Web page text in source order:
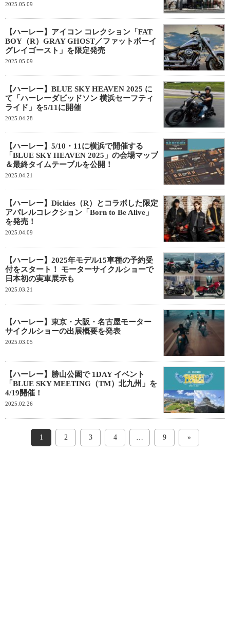
2025.05.09
【ハーレー】アイコン コレクション「FAT
BOY（R）GRAY GHOST／ファットボーイ
グレイゴースト」を限定発売
2025.05.09
【ハーレー】BLUE SKY HEAVEN 2025 に
て「ハーレーダビッドソン 横浜セーフティ
ライド」を5/11に開催
2025.04.28
【ハーレー】5/10・11に横浜で開催する
「BLUE SKY HEAVEN 2025」の会場マップ
＆最終タイムテーブルを公開！
2025.04.21
【ハーレー】Dickies（R）とコラボした限定
アパレルコレクション「Born to Be Alive」
を発売！
2025.04.09
【ハーレー】2025年モデル15車種の予約受
付をスタート！ モーターサイクルショーで
日本初の実車展示も
2025.03.21
【ハーレー】東京・大阪・名古屋モーター
サイクルショーの出展概要を発表
2025.03.05
【ハーレー】勝山公園で 1DAY イベント
「BLUE SKY MEETING（TM）北九州」を
4/19開催！
2025.02.26
1 2 3 4 … 9 »